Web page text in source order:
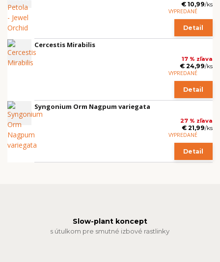
€ 10,99/ks
VYPREDANÉ
Detail
Cercestis Mirabilis
17 % zľava
€ 24,99/ks
VYPREDANÉ
Detail
Syngonium Orm Nagpum variegata
27 % zľava
€ 21,99/ks
VYPREDANÉ
Detail
Slow-plant koncept
s útulkom pre smutné izbové rastlinky